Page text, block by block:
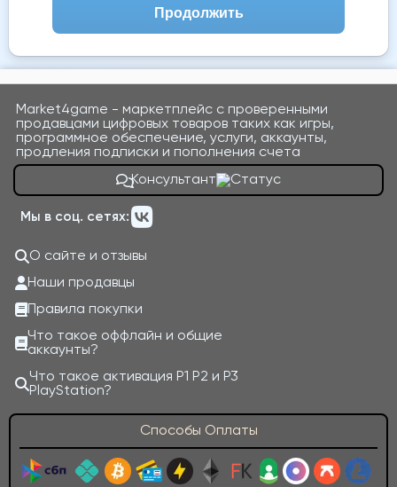
Продолжить
Market4game - маркетплейс с проверенными
продавцами цифровых товаров таких как игры,
программное обеспечение, услуги, аккаунты,
продления подписки и пополнения счета
Консультант
Мы в соц. сетях:
О сайте и отзывы
Наши продавцы
Правила покупки
Что такое оффлайн и общие
аккаунты?
Что такое активация P1 P2 и P3
PlayStation?
Способы Оплаты